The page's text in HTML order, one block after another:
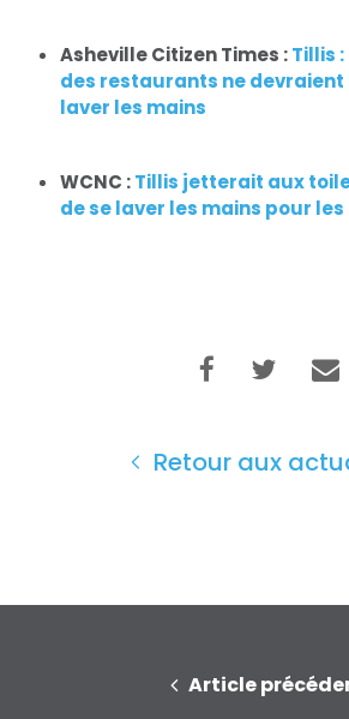
Vote
Faire un don
Asheville Citizen Times :Tillis
des restaurants ne devraient
laver les mains
WCNC :Tillis jetterait aux
de se laver les mains pour
Retour aux
Article